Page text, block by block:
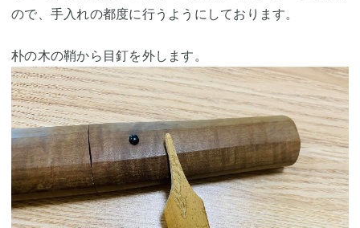
ので、手入れの都度に行うようにしております。
朴の木の鞘から目釘を外します。